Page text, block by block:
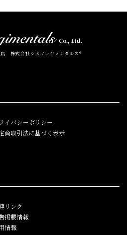
株式会社シカゴレジメンタルス®
イバシーポリシー
商取引法に基づく表示
リンク
掲載情報
情報